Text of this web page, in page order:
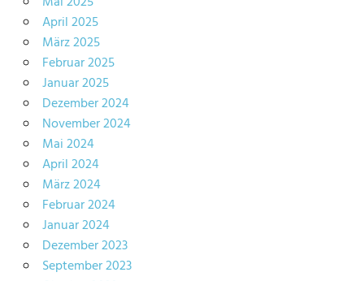
April 2025
März 2025
Februar 2025
Januar 2025
Dezember 2024
November 2024
Mai 2024
April 2024
März 2024
Februar 2024
Januar 2024
Dezember 2023
September 2023